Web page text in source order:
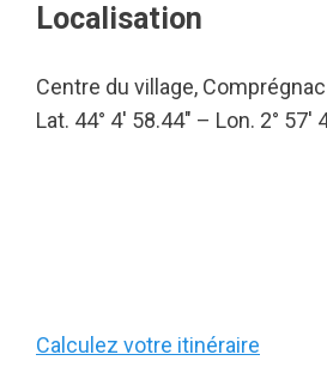
Localisation
Centre du village, Comprégnac
Lat. 44° 4′ 58.44″ – Lon. 2° 57′
Calculez votre itinéraire